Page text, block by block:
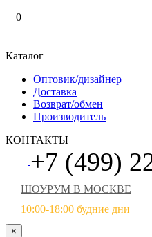
0
Каталог
Оптовик/дизайнер
Доставка
Возврат/обмен
Производитель
КОНТАКТЫ
+7 (499)
ШОУРУМ В МОСКВЕ
10:00-18:00 будние дни
×